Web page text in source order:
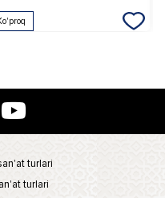
turlari
turlari